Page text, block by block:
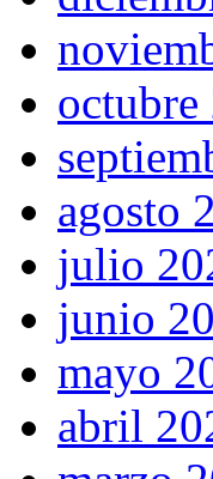
octubre
agosto
julio
junio
mayo
abril